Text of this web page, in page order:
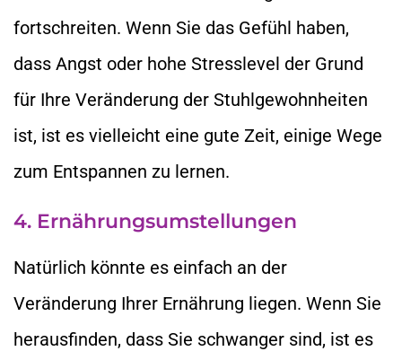
fortschreiten. Wenn Sie das Gefühl haben,
dass Angst oder hohe Stresslevel der Grund
für Ihre Veränderung der Stuhlgewohnheiten
ist, ist es vielleicht eine gute Zeit, einige Wege
zum Entspannen zu lernen.
4. Ernährungsumstellungen
Natürlich könnte es einfach an der
Veränderung Ihrer Ernährung liegen. Wenn Sie
herausfinden, dass Sie schwanger sind, ist es